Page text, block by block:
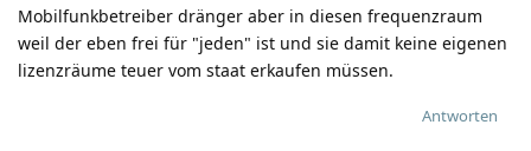
Mobilfunkbetreiber dränger aber in diesen frequenzraum
weil der eben frei für "jeden" ist und sie damit keine eigenen
lizenzräume teuer vom staat erkaufen müssen.
Antworten